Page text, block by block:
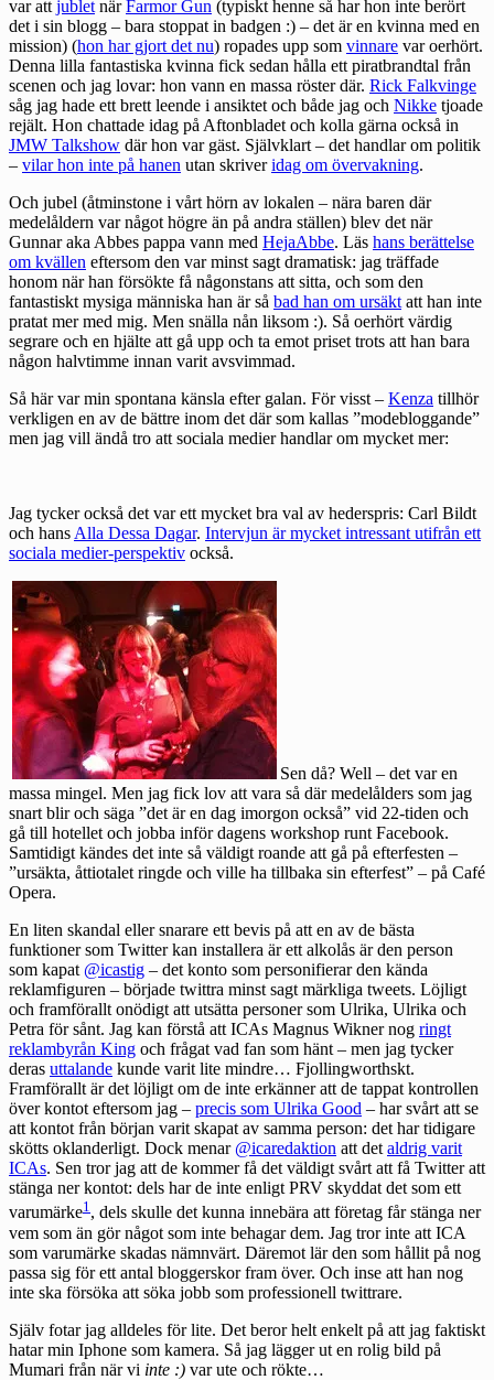
var attjubletnärFarmor Gun (typiskt henne så har hon inte berört
det i sin blogg – bara stoppat in badgen :) – det är en kvinna med en
mission) (hon har gjort det nu) ropades upp som vinnare var oerhört.
Denna lilla fantastiska kvinna fick sedan hålla ett piratbrandtal från
scenen och jag lovar: hon vann en massa röster där. Rick Falkvinge
såg jag hade ett brett leende i ansiktet och både jag och Nikke tjoade
rejält. Hon chattade idag på Aftonbladet och kolla gärna också in
JMW Talkshow där hon var gäst. Självklart – det handlar om politik
– vilar hon inte på hanen utan skriveridag om övervakning.
Och jubel (åtminstone i vårt hörn av lokalen – nära baren där
medelåldern var något högre än på andra ställen) blev det när
Gunnar aka Abbes pappa vann med HejaAbbe. Läs hans berättelse
om kvällen eftersom den var minst sagt dramatisk: jag träffade
honom när han försökte få någonstans att sitta, och som den
fantastiskt mysiga människa han är så bad han om ursäktatt han inte
pratat mer med mig. Men snälla nån liksom :). Så oerhört värdig
segrare och en hjälte att gå upp och ta emot priset trots att han bara
någon halvtimme innan varit avsvimmad.
Så här var min spontana känsla efter galan. För visst – Kenza tillhör
verkligen en av de bättre inom det där som kallas ”modebloggande”
men jag vill ändå tro att sociala medier handlar om mycket mer:
Jag tycker också det var ett mycket bra val av hederspris: Carl Bildt
och hansAlla Dessa Dagar. Intervjun är mycket intressant utifrån ett
sociala medier-perspektiv också.
Sen då? Well – det var en
massa mingel. Men jag fick lov att vara så där medelålders som jag
snart blir och säga ”det är en dag imorgon också” vid 22-tiden och
gå till hotellet och jobba inför dagens workshop runt Facebook.
Samtidigt kändes det inte så väldigt roande att gå på efterfesten –
”ursäkta, åttiotalet ringde och ville ha tillbaka sin efterfest” – på Café
Opera.
En liten skandal eller snarare ett bevis på att en av de bästa
funktioner som Twitter kan installera är ett alkolås är den person
som kapat @icastig – det konto som personifierar den kända
reklamfiguren – började twittra minst sagt märkliga tweets. Löjligt
och framförallt onödigt att utsätta personer som Ulrika, Ulrika och
Petra för sånt. Jag kan förstå att ICAs Magnus Wikner nog ringt
reklambyrån King och frågat vad fan som hänt – men jag tycker
deras uttalande kunde varit lite mindre… Fjollingworthskt.
Framförallt är det löjligt om de inte erkänner att de tappat kontrollen
över kontot eftersom jag – precis som Ulrika Good – har svårt att se
att kontot från början varit skapat av samma person: det har tidigare
skötts oklanderligt. Dock menar @icaredaktion att detaldrig varit
ICAs. Sen tror jag att de kommer få det väldigt svårt att få Twitter att
stänga ner kontot: dels har de inte enligt PRV skyddat det som ett
varumärke1, dels skulle det kunna innebära att företag får stänga ner
vem som än gör något som inte behagar dem. Jag tror inte att ICA
som varumärke skadas nämnvärt. Däremot lär den som hållit på nog
passa sig för ett antal bloggerskor fram över. Och inse att han nog
inte ska försöka att söka jobb som professionell twittrare.
Själv fotar jag alldeles för lite. Det beror helt enkelt på att jag faktiskt
hatar min Iphone som kamera. Så jag lägger ut en rolig bild på
Mumari från när vi inte :) var ute och rökte…